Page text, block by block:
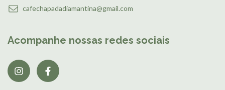
cafechapadadiamantina@gmail.com
Acompanhe nossas redes sociais